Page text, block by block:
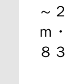
～
ｍ
８